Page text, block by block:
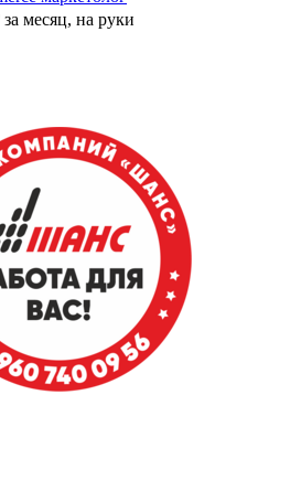
за месяц, на руки